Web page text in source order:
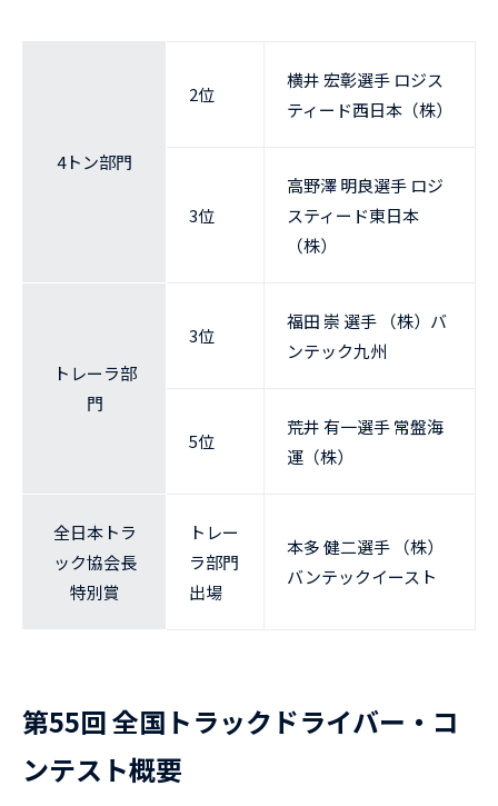
4トン部門
2位
横井 宏彰選手 ロジス
ティード西日本（株）
3位
高野澤 明良選手 ロジ
スティード東日本
（株）
トレーラ部
門
3位
福田 崇 選手 （株）バ
ンテック九州
5位
荒井 有一選手 常盤海
運（株）
全日本トラ
ック協会長
特別賞
トレー
ラ部門
出場
本多 健二選手 （株）
バンテックイースト
第55回 全国トラックドライバー・コ
ンテスト概要